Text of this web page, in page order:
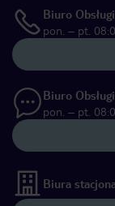
Biuro
pon. – pt.
Biuro
pon. – pt.
Biura